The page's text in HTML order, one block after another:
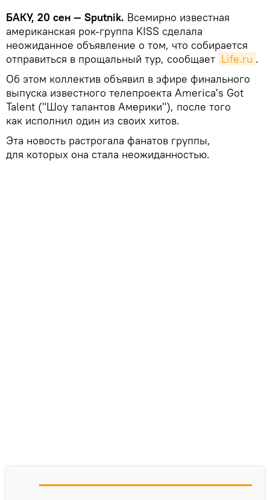
БАКУ, 20 сен — Sputnik. Всемирно известная
американская рок-группа KISS сделала
неожиданное объявление о том, что собирается
отправиться в прощальный тур, сообщает Life.ru .
Об этом коллектив объявил в эфире финального
выпуска известного телепроекта America's Got
Talent ("Шоу талантов Америки"), после того
как исполнил один из своих хитов.
Эта новость растрогала фанатов группы,
для которых она стала неожиданностью.